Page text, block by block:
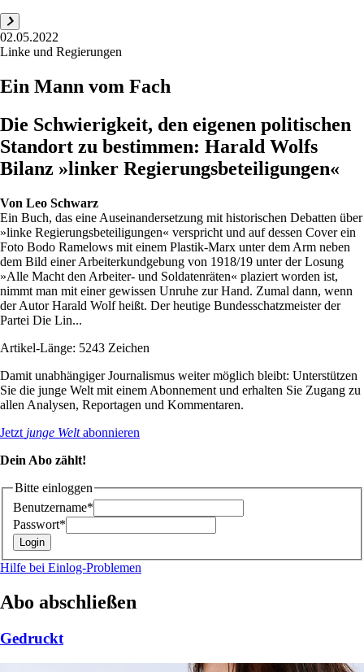
02.05.2022
Linke und Regierungen
Ein Mann vom Fach
Die Schwierigkeit, den eigenen politischen
Standort zu bestimmen: Harald Wolfs
Bilanz »linker Regierungsbeteiligungen«
Von Leo Schwarz
Ein Buch, das eine Auseinandersetzung mit historischen Debatten über
»linke Regierungsbeteiligungen« verspricht und auf dessen Cover ein
Foto Bodo Ramelows mit einem Plastik-Marx unter dem Arm neben
dem Bild einer Arbeiterkundgebung von 1918/19 unter der Losung
»Alle Macht den Arbeiter- und Soldatenräten« plaziert worden ist,
nimmt man mit einer gewissen Unruhe zur Hand. Zumal dann, wenn
der Autor Harald Wolf heißt. Der heutige Bundesschatzmeister der
Partei Die Lin...
Artikel-Länge: 5243 Zeichen
Damit unabhängiger Journalismus weiter möglich bleibt: Unterstützen
Sie die junge Welt mit einem Abonnement und erhalten Sie Zugang zu
allen Analysen, Reportagen und Kommentaren.
Jetzt junge Weltabonnieren
Dein Abo zählt!
Bitte einloggen
Benutzername*
Passwort*
Hilfe bei Einlog-Problemen
Abo abschließen
Gedruckt